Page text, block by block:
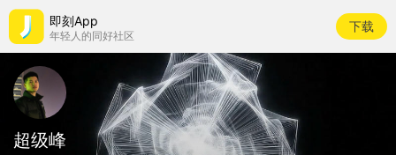
即刻App
年轻人的同好社区
下载
超级峰